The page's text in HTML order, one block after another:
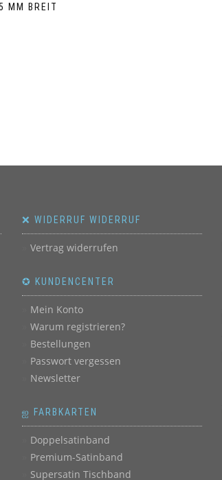
MM BREIT
❌ WIDERRUF WIDERRUF
Vertrag widerrufen
✪ KUNDENCENTER
Mein Konto
Warum registrieren?
Bestellungen
Passwort vergessen
Newsletter
ஐ FARBKARTEN
Doppelsatinband
Premium-Satinband
Supersatin Tischband